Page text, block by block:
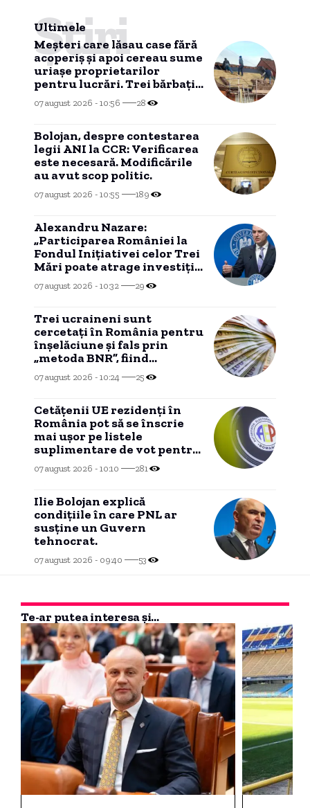
Ultimele
Știri
Meșteri care lăsau case fără
acoperiș și apoi cereau sume
uriașe proprietarilor
pentru lucrări. Trei bărbați,
trimiși în judecată.
07 august 2026 - 10:56 28
Bolojan, despre contestarea
legii ANI la CCR: Verificarea
este necesară. Modificările
au avut scop politic.
07 august 2026 - 10:55 189
Alexandru Nazare:
„Participarea României la
Fondul Inițiativei celor Trei
Mări poate atrage investiții
private în infrastructură”
07 august 2026 - 10:32 29
Trei ucraineni sunt
cercetați în România pentru
înșelăciune și fals prin
„metoda BNR”, fiind
surprinși în flagrant de
anchetatori.
07 august 2026 - 10:24 25
Cetățenii UE rezidenți în
România pot să se înscrie
mai ușor pe listele
suplimentare de vot pentru
europarlamentare, conform
propunerii AEP.
07 august 2026 - 10:10 281
Ilie Bolojan explică
condițiile în care PNL ar
susține un Guvern
tehnocrat.
07 august 2026 - 09:40 53
Te-ar putea interesa și...